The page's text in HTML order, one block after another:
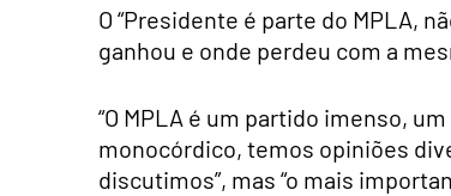
O “Presidente é parte do MPLA,
ganhou e onde perdeu com a
“O MPLA é um partido imenso,
monocórdico, temos opiniões
discutimos”, mas “o mais